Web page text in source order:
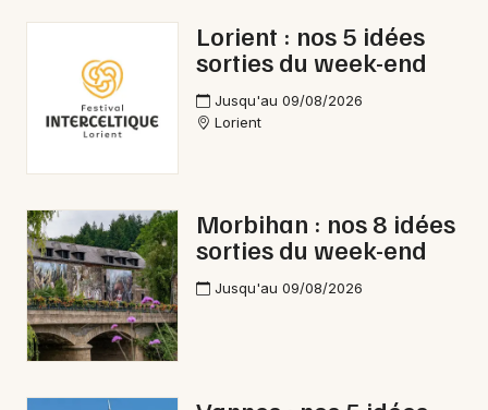
Je m'abonne
Lorient : nos 5 idées
sorties du week-end
Jusqu'au 09/08/2026
Lorient
Morbihan : nos 8 idées
sorties du week-end
Jusqu'au 09/08/2026